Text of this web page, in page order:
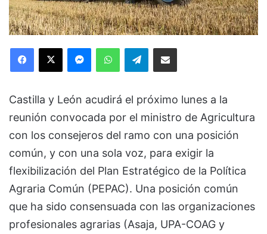
Facebook
X MessengerWhatsAppTelegramCompartir via Email
Castilla y León acudirá el próximo lunes a la
reunión convocada por el ministro de Agricultura
con los consejeros del ramo con una posición
común, y con una sola voz, para exigir la
flexibilización del Plan Estratégico de la Política
Agraria Común (PEPAC). Una posición común
que ha sido consensuada con las organizaciones
profesionales agrarias (Asaja, UPA-COAG y